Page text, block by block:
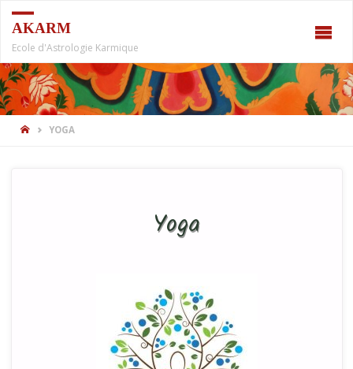
AKARM
Ecole d'Astrologie Karmique
YOGA
Yoga